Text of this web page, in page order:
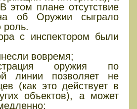
этом плане отсутствие
об Оружии сыграло
роль.
с инспектором были
вовремя;
оружия по
линии позволяет не
(как это действует в
объектов), а может